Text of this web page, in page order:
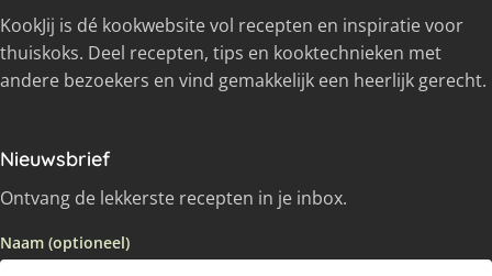
KookJij is dé kookwebsite vol recepten en inspiratie voor
thuiskoks. Deel recepten, tips en kooktechnieken met
andere bezoekers en vind gemakkelijk een heerlijk gerecht.
Nieuwsbrief
Ontvang de lekkerste recepten in je inbox.
Naam (optioneel)